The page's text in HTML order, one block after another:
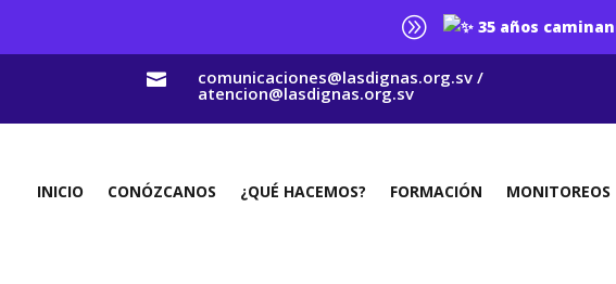
A 35 años
 comunicaciones@lasdignas.org.sv /
atencion@lasdignas.org.sv
INICIO CONÓZCANOS ¿QUÉ HACEMOS? FORMACIÓN MONITOREOS